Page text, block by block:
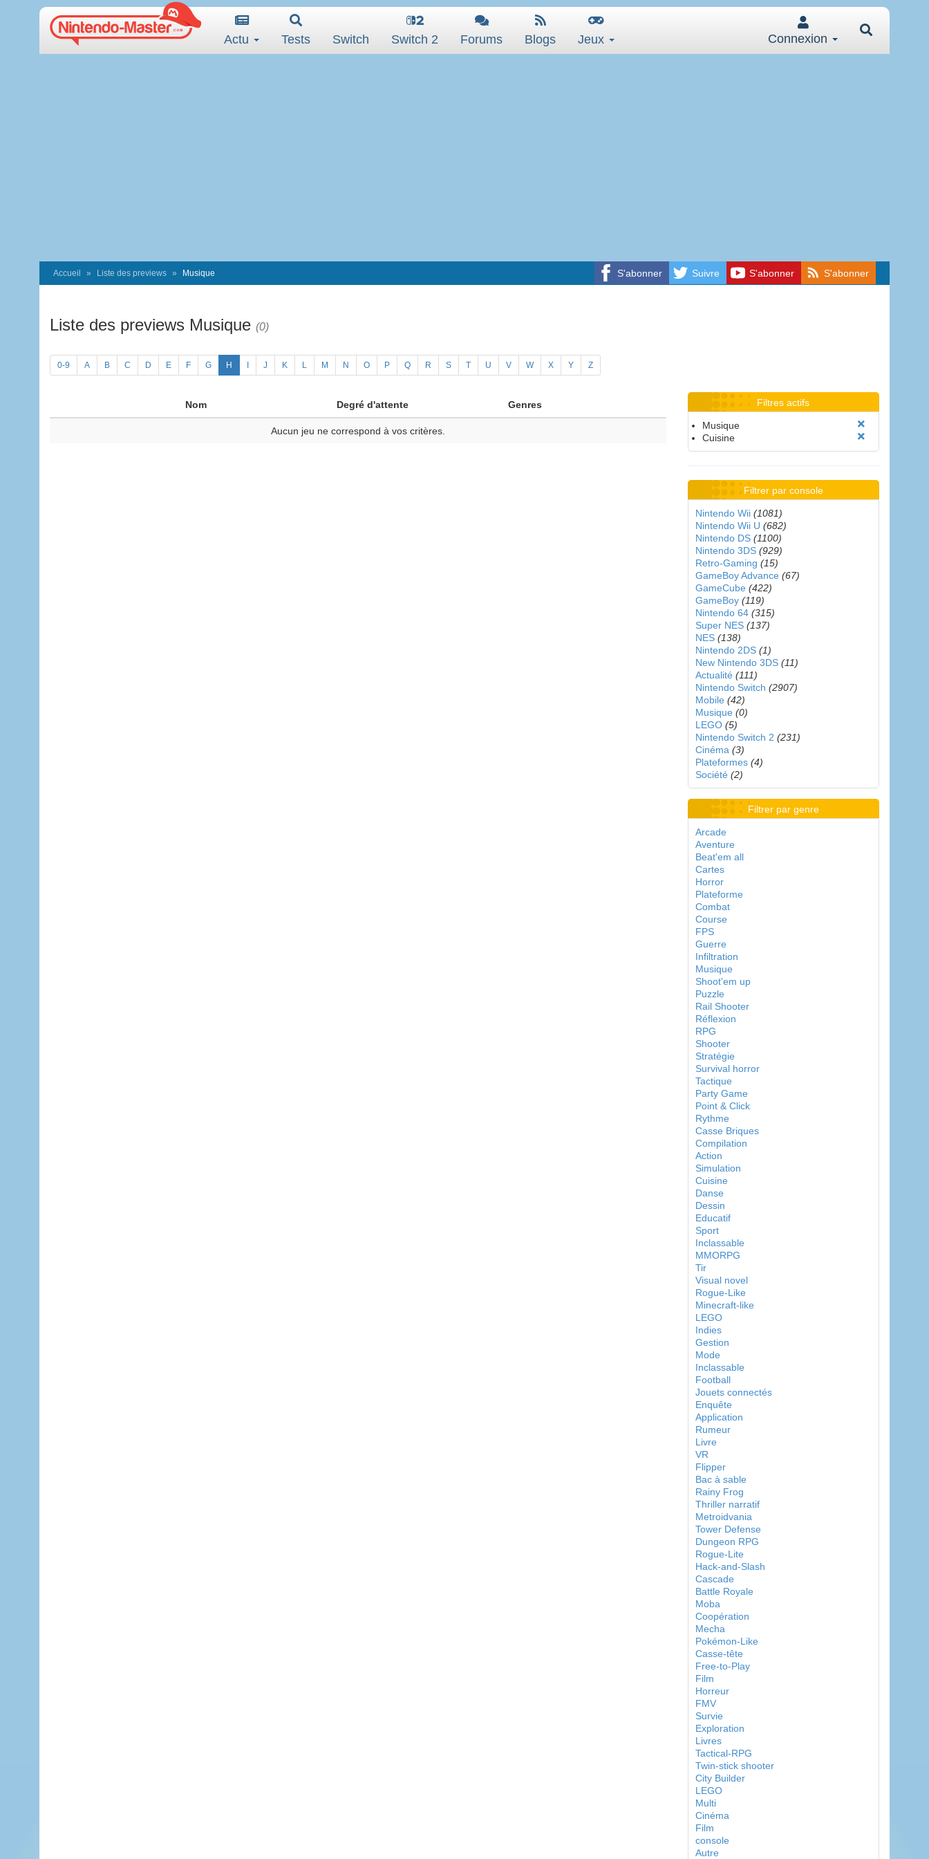
Actu Tests Switch Switch 2 Forums Blogs Jeux Connexion
S'abonner Suivre S'abonner S'abonner
Accueil Liste des previews Musique
Liste des previews Musique (0)
0-9 A B C D E F G H J K L M N O P Q R S T U V W X Y Z
Nom Degré d'attente Genres
Aucun jeu ne correspond à vos critères.
Filtres actifs
Musique
Cuisine
Filtrer par console
Nintendo Wii (1081)
Nintendo Wii U (682)
Nintendo DS (1100)
Nintendo 3DS (929)
Retro-Gaming (15)
GameBoy Advance (67)
GameCube (422)
GameBoy (119)
Nintendo 64 (315)
Super NES (137)
NES (138)
Nintendo 2DS (1)
New Nintendo 3DS (11)
Actualité (111)
Nintendo Switch (2907)
Mobile (42)
Musique (0)
LEGO (5)
Nintendo Switch 2 (231)
Cinéma (3)
Plateformes (4)
Société (2)
Filtrer par genre
Arcade
Aventure
Beat'em all
Cartes
Horror
Plateforme
Combat
Course
FPS
Guerre
Infiltration
Musique
Shoot'em up
Puzzle
Rail Shooter
Réflexion
RPG
Shooter
Stratégie
Survival horror
Tactique
Party Game
Point & Click
Rythme
Casse Briques
Compilation
Action
Simulation
Cuisine
Danse
Dessin
Educatif
Sport
Inclassable
MMORPG
Tir
Visual novel
Rogue-Like
Minecraft-like
LEGO
Indies
Gestion
Mode
Inclassable
Football
Jouets connectés
Enquête
Application
Rumeur
Livre
VR
Flipper
Bac à sable
Rainy Frog
Thriller narratif
Metroidvania
Tower Defense
Dungeon RPG
Rogue-Lite
Hack-and-Slash
Cascade
Battle Royale
Moba
Coopération
Mecha
Pokémon-Like
Casse-tête
Free-to-Play
Film
Horreur
FMV
Survie
Exploration
Livres
Tactical-RPG
Twin-stick shooter
City Builder
LEGO
Multi
Cinéma
Film
console
Autre